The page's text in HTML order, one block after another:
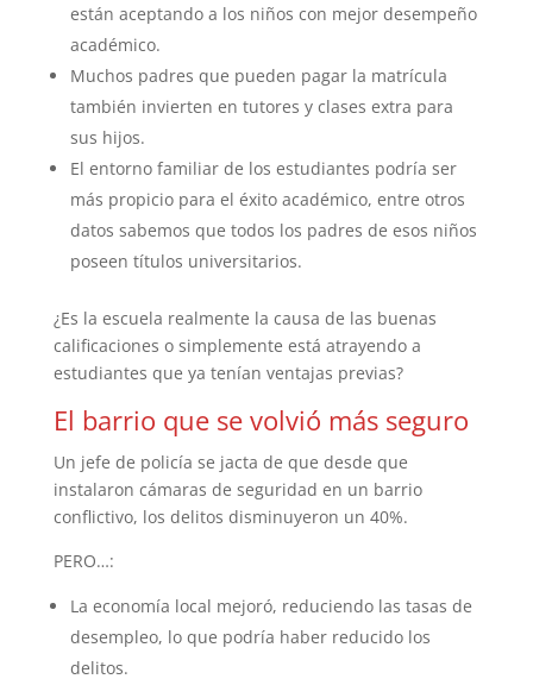
están aceptando a los niños con mejor desempeño
académico.
Muchos padres que pueden pagar la matrícula
también invierten en tutores y clases extra para
sus hijos.
El entorno familiar de los estudiantes podría ser
más propicio para el éxito académico, entre otros
datos sabemos que todos los padres de esos niños
poseen títulos universitarios.
¿Es la escuela realmente la causa de las buenas
calificaciones o simplemente está atrayendo a
estudiantes que ya tenían ventajas previas?
El barrio que se volvió más seguro
Un jefe de policía se jacta de que desde que
instalaron cámaras de seguridad en un barrio
conflictivo, los delitos disminuyeron un 40%.
PERO…:
La economía local mejoró, reduciendo las tasas de
desempleo, lo que podría haber reducido los
delitos.